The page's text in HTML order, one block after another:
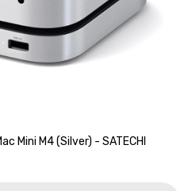
Mini M4 (Silver) - SATECHI